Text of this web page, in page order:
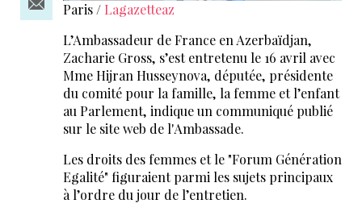
Paris / Lagazetteaz
L’Ambassadeur de France en Azerbaïdjan,
Zacharie Gross, s’est entretenu le 16 avril avec
Mme Hijran Husseynova, députée, présidente
du comité pour la famille, la femme et l’enfant
au Parlement, indique un communiqué publié
sur le site web de l'Ambassade.
Les droits des femmes et le "Forum Génération
Egalité" figuraient parmi les sujets principaux
à l’ordre du jour de l’entretien.